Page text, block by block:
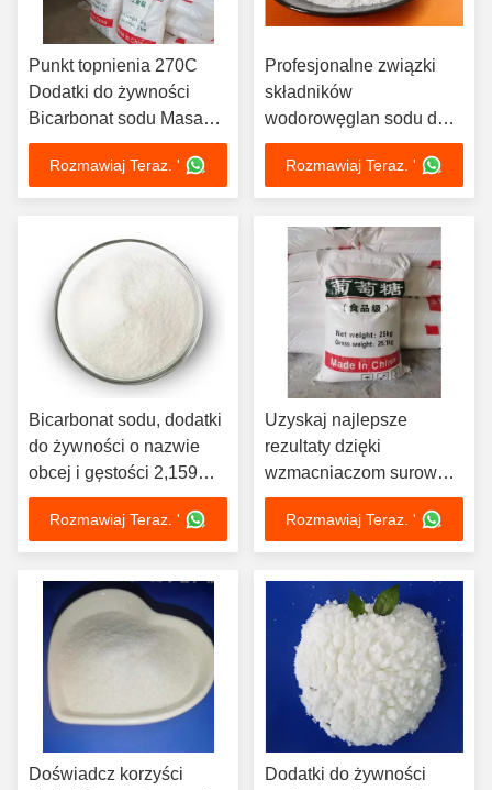
Punkt topnienia 270C
Dodatki do żywności
Bicarbonat sodu Masa
cząsteczkowa 84.01
Nazwa zagraniczna
Rozmawiaj Teraz. '
Profesjonalne związki
składników
wodorowęglan sodu do
żywności Masa
cząsteczkowa 84.01
Rozmawiaj Teraz. '
Bicarbonat sodu, dodatki
do żywności o nazwie
obcej i gęstości 2,159
g/cm3
Rozmawiaj Teraz. '
Uzyskaj najlepsze
rezultaty dzięki
wzmacniaczom surowej
żywności CAS 144-55-8
temperatura topnienia
270°C
Rozmawiaj Teraz. '
Doświadcz korzyści
Dodatki do żywności